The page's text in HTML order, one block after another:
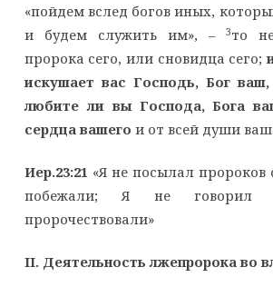
«пойдем вслед богов иных,
и будем служить им», –3то
пророка сего, или сновидца сего;
искушает вас Господь, Бог
любите ли вы Господа, Бога
сердца вашего и от всей души
Иер.23:21«Я не посылал пророков
побежали; Я не
пророчествовали»
II. Деятельность лжепророка во